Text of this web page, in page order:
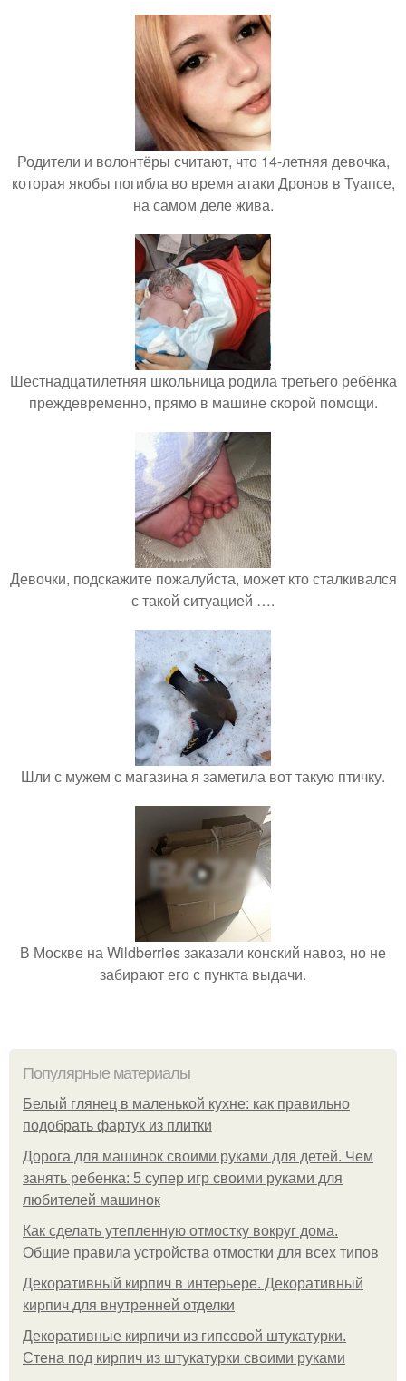
Родители и волонтёры считают, что 14-летняя девочка,
которая якобы погибла во время атаки Дронов в Туапсе,
на самом деле жива.
Шестнадцатилетняя школьница родила третьего ребёнка
преждевременно, прямо в машине скорой помощи.
Девочки, подскажите пожалуйста, может кто сталкивался
с такой ситуацией ….
Шли с мужем с магазина я заметила вот такую птичку.
В Москве на Wildberries заказали конский навоз, но не
забирают его с пункта выдачи.
Популярные материалы
Белый глянец в маленькой кухне: как правильно
подобрать фартук из плитки
Дорога для машинок своими руками для детей. Чем
занять ребенка: 5 супер игр своими руками для
любителей машинок
Как сделать утепленную отмостку вокруг дома.
Общие правила устройства отмостки для всех типов
Декоративный кирпич в интерьере. Декоративный
кирпич для внутренней отделки
Декоративные кирпичи из гипсовой штукатурки.
Стена под кирпич из штукатурки своими руками